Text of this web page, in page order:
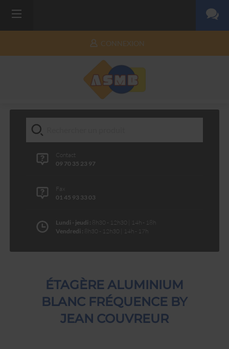
CONNEXION
Contact
09 70 35 23 97
Fax
01 45 93 33 03
Lundi - jeudi : 8h30 - 12h30 | 14h - 18h
Vendredi : 8h30 - 12h30 | 14h - 17h
ÉTAGÈRE ALUMINIUM
BLANC FRÉQUENCE BY
JEAN COUVREUR